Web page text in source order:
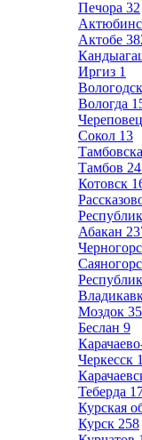
Печора 32
Актобе
Иргиз 1
Вологда
Череповец
Сокол 13
Тамбов
Котовск
Абакан
Моздок 35
Беслан 9
Черкесск
Теберда
Курская
Курск 258